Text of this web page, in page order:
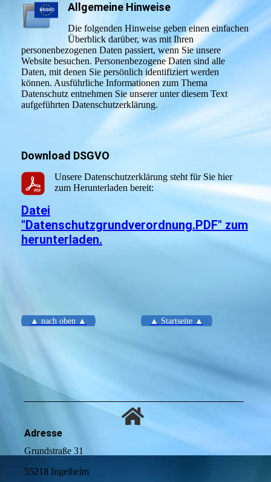
Allgemeine Hinweise
Die folgenden Hinweise geben einen einfachen
Überblick darüber, was mit Ihren
personenbezogenen Daten passiert, wenn Sie unsere
Website besuchen. Personenbezogene Daten sind alle
Daten, mit denen Sie persönlich identifiziert werden
können. Ausführliche Informationen zum Thema
Datenschutz entnehmen Sie unserer unter diesem Text
aufgeführten Datenschutzerklärung.
Download DSGVO
Unsere Datenschutzerklärung steht für Sie hier
zum Herunterladen bereit:
Datei
"Datenschutzgrundverordnung.PDF" zum
herunterladen.
▲ nach oben ▲ ▲ Startseite ▲
Adresse
Grundstraße 31
55218 Ingelheim